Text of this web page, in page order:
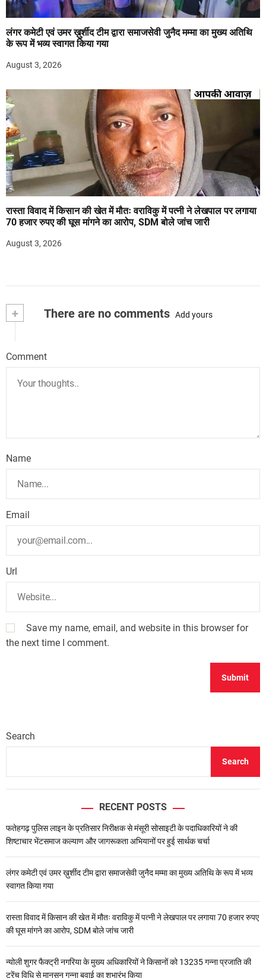
लंगर कमेटी एवं उमर ख़ुर्शीद टीम द्वारा समाजसेवी जुनैद मम्मा का मुख्य अतिथि
के रूप में भव्य स्वागत किया गया
August 3, 2026
रास्ता विवाद में किसान की खेत में मौतः वराविकु में पत्नी ने लेखपाल पर लगाया
70 हजार रुपए की घूस मांगने का आरोप, SDM बोले जांच जारी
August 3, 2026
+ There are no comments Add yours
Comment
Name
Email
Url
Save my name, email, and website in this browser for
the next time I comment.
Search
Search
RECENT POSTS
फतेहगढ़ पुलिस लाइन के प्रतिसार निरीक्षक से मंसूरी सोसाइटी के पदाधिकारियों ने की
शिष्टाचार भेंटसमाज कल्याण और जागरूकता अभियानों पर हुई सार्थक चर्चा
लंगर कमेटी एवं उमर ख़ुर्शीद टीम द्वारा समाजसेवी जुनैद मम्मा का मुख्य अतिथि के रूप में भव्य
स्वागत किया गया
रास्ता विवाद में किसान की खेत में मौतः वराविकु में पत्नी ने लेखपाल पर लगाया 70 हजार रुपए
की घूस मांगने का आरोप, SDM बोले जांच जारी
न्योली शुगर फैक्ट्री नगरिया के मुख्य अधिकारियों ने किसानों को 13235 गन्ना प्रजाति की
ट्रेंच विधि से मानसून गन्ना बुवाई का शुभारंभ किया